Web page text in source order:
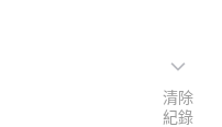
清除
紀錄